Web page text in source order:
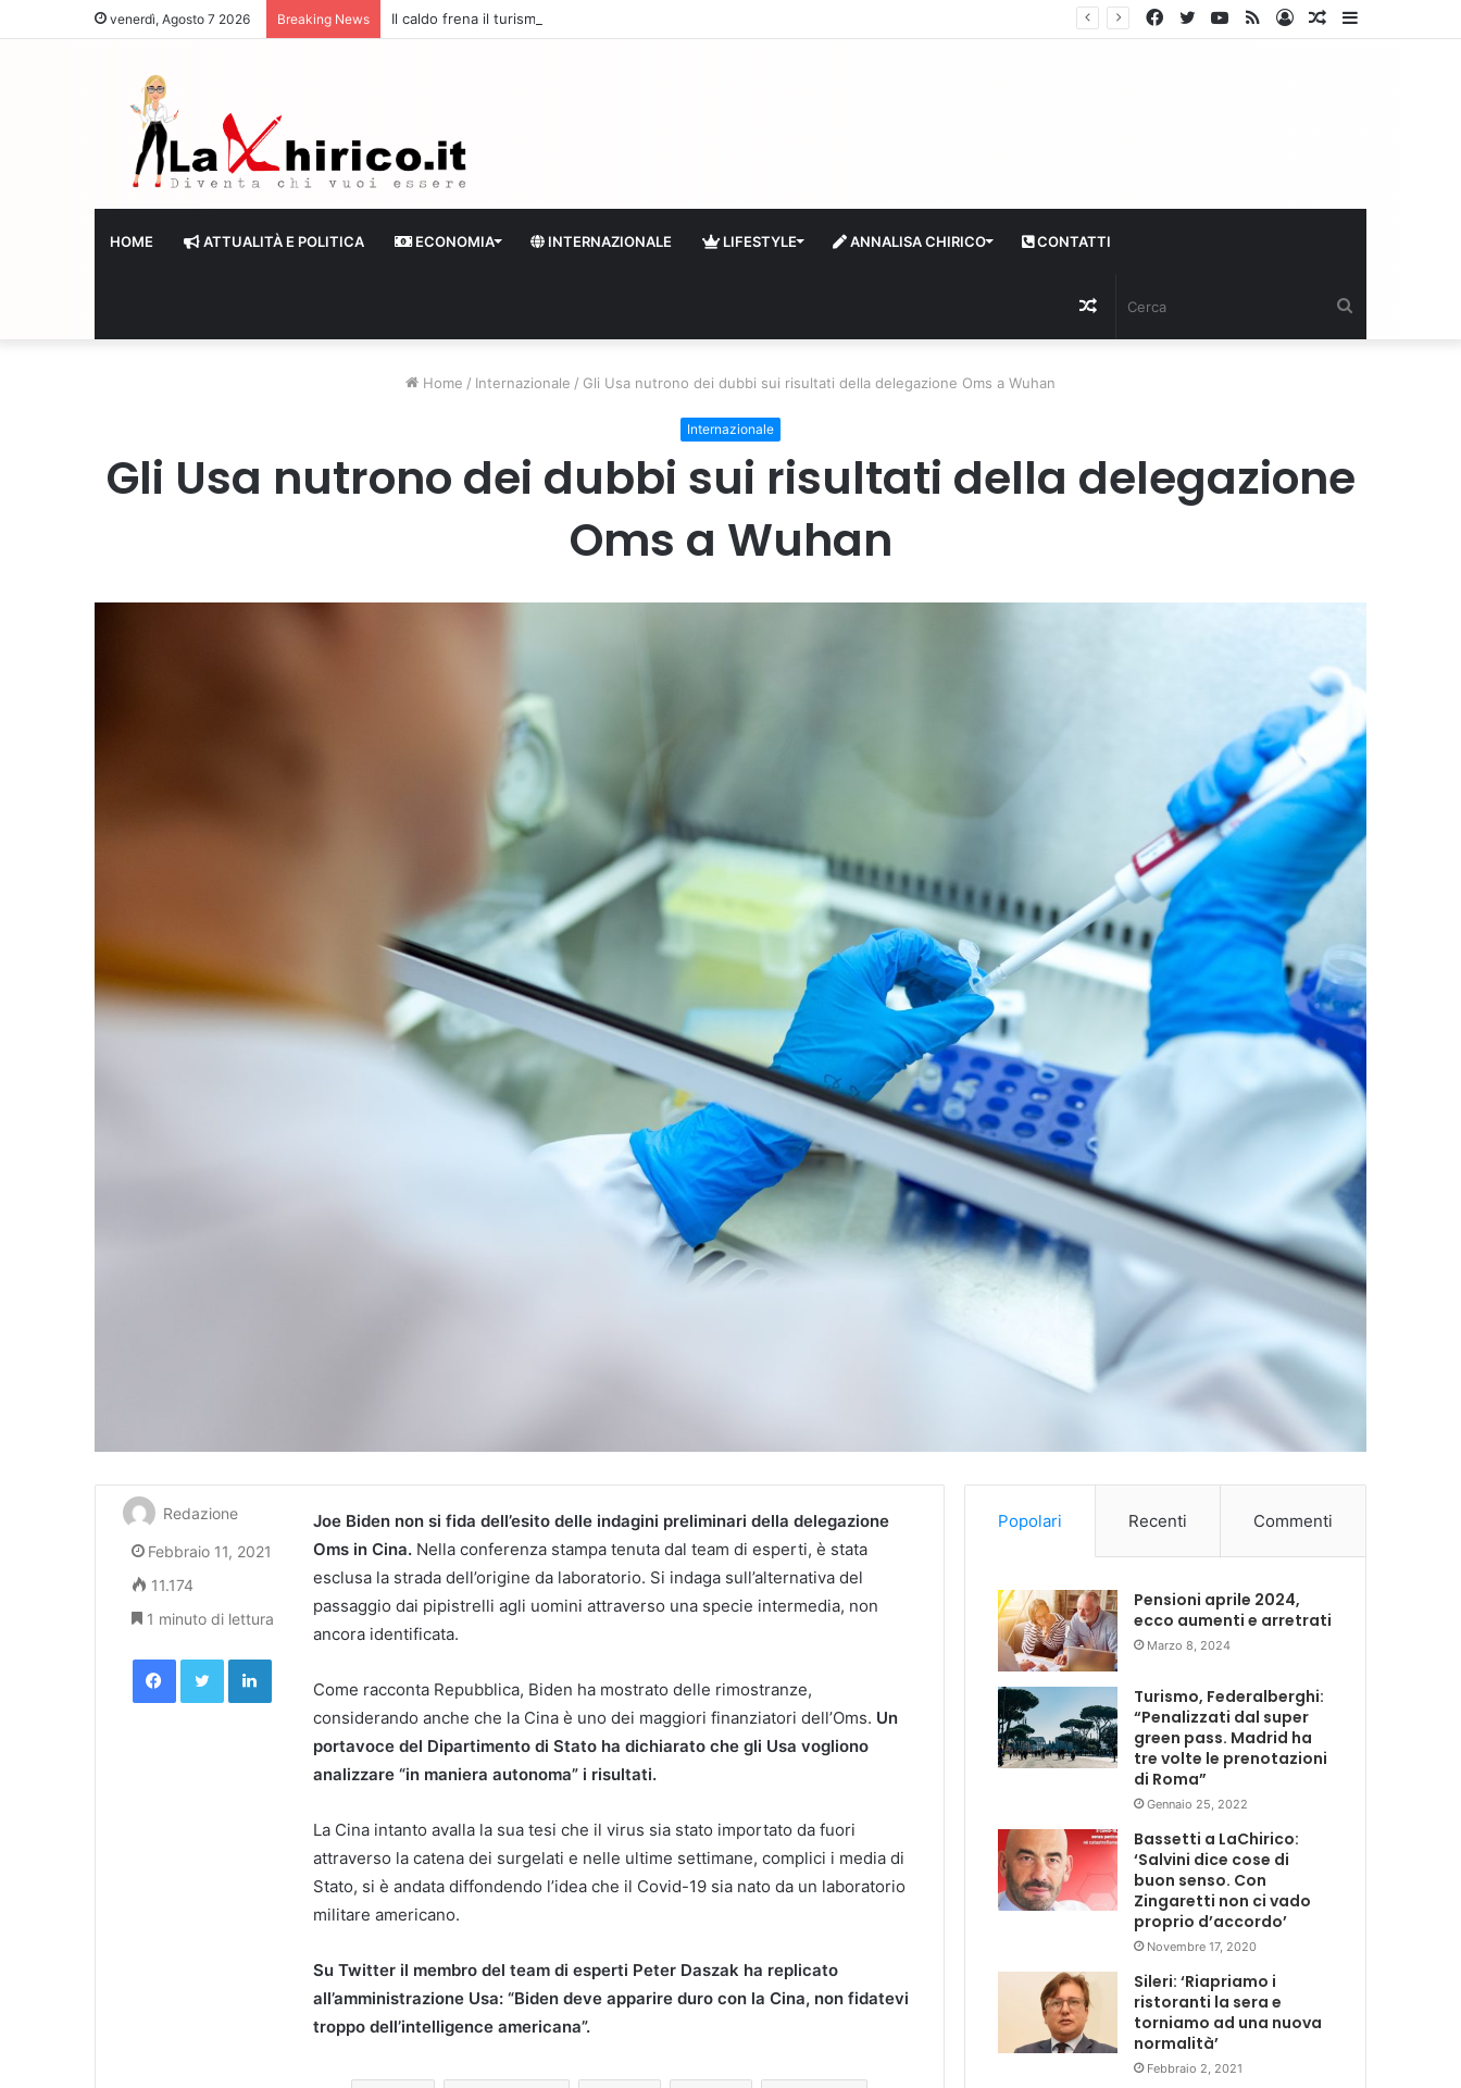
venerdì, Agosto 7 2026 Breaking News Il caldo frena il turismo a Firenze: una prima ripresa solo a settembre
Articolo
Log
RSS
YouTube
Twitter
Facebook
HOME ATTUALITÀ E POLITICA ECONOMIA INTERNAZIONALE LIFESTYLE ANNALISA CHIRICO CONTATTI
Articolo
Home / Internazionale / Gli Usa nutrono dei dubbi sui risultati della delegazione Oms a Wuhan
Internazionale
Gli Usa nutrono dei dubbi sui risultati della delegazione
Oms a Wuhan
Joe Biden non si fida dell’esito delle indagini preliminari della delegazione
Oms in Cina. Nella conferenza stampa tenuta dal team di esperti, è stata
esclusa la strada dell’origine da laboratorio. Si indaga sull’alternativa del
passaggio dai pipistrelli agli uomini attraverso una specie intermedia, non
ancora identificata.
Come racconta Repubblica, Biden ha mostrato delle rimostranze,
considerando anche che la Cina è uno dei maggiori finanziatori dell’Oms. Un
portavoce del Dipartimento di Stato ha dichiarato che gli Usa vogliono
analizzare “in maniera autonoma” i risultati.
La Cina intanto avalla la sua tesi che il virus sia stato importato da fuori
attraverso la catena dei surgelati e nelle ultime settimane, complici i media di
Stato, si è andata diffondendo l’idea che il Covid-19 sia nato da un laboratorio
militare americano.
Su Twitter il membro del team di esperti Peter Daszak ha replicato
all’amministrazione Usa: “Biden deve apparire duro con la Cina, non fidatevi
troppo dell’intelligence americana”.
Redazione
Febbraio 11, 2021
11.174
1 minuto di lettura
Facebook Twitter LinkedIn
Popolari Recenti Commenti
Pensioni aprile 2024,
ecco aumenti e arretrati
Marzo 8, 2024
Turismo, Federalberghi:
“Penalizzati dal super
green pass. Madrid ha
tre volte le prenotazioni
di Roma”
Gennaio 25, 2022
Bassetti a LaChirico:
‘Salvini dice cose di
buon senso. Con
Zingaretti non ci vado
proprio d’accordo’
Novembre 17, 2020
Sileri: ‘Riapriamo i
ristoranti la sera e
torniamo ad una nuova
normalità’
Febbraio 2, 2021